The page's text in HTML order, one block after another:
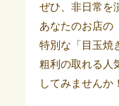
ぜひ、非日常を
あなたのお店の
特別な「目玉焼
粗利の取れる人
してみませんか